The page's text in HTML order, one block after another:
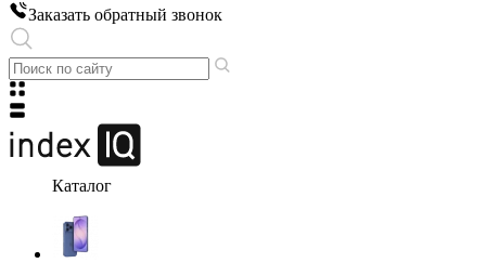
Заказать обратный звонок
Каталог